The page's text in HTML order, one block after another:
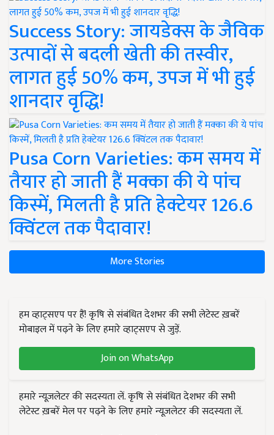
Success Story: जायडेक्स के जैविक
उत्पादों से बदली खेती की तस्वीर,
लागत हुई 50% कम, उपज में भी हुई
शानदार वृद्धि!
Pusa Corn Varieties: कम समय में
तैयार हो जाती हैं मक्का की ये पांच
किस्में, मिलती है प्रति हेक्टेयर 126.6
क्विंटल तक पैदावार!
More Stories
हम व्हाट्सएप पर हैं! कृषि से संबंधित देशभर की सभी लेटेस्ट ख़बरें
मोबाइल में पढ़ने के लिए हमारे व्हाट्सएप से जुड़ें.
Join on WhatsApp
हमारे न्यूज़लेटर की सदस्यता लें. कृषि से संबंधित देशभर की सभी
लेटेस्ट ख़बरें मेल पर पढ़ने के लिए हमारे न्यूज़लेटर की सदस्यता लें.